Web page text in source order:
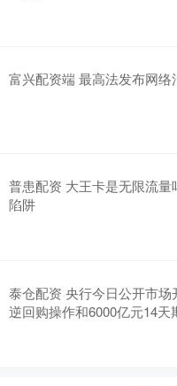
富兴配资端 最高法发布网络
普患配资 大王卡是无限流
陷阱
泰仓配资 央行今日公开市场
逆回购操作和6000亿元14天